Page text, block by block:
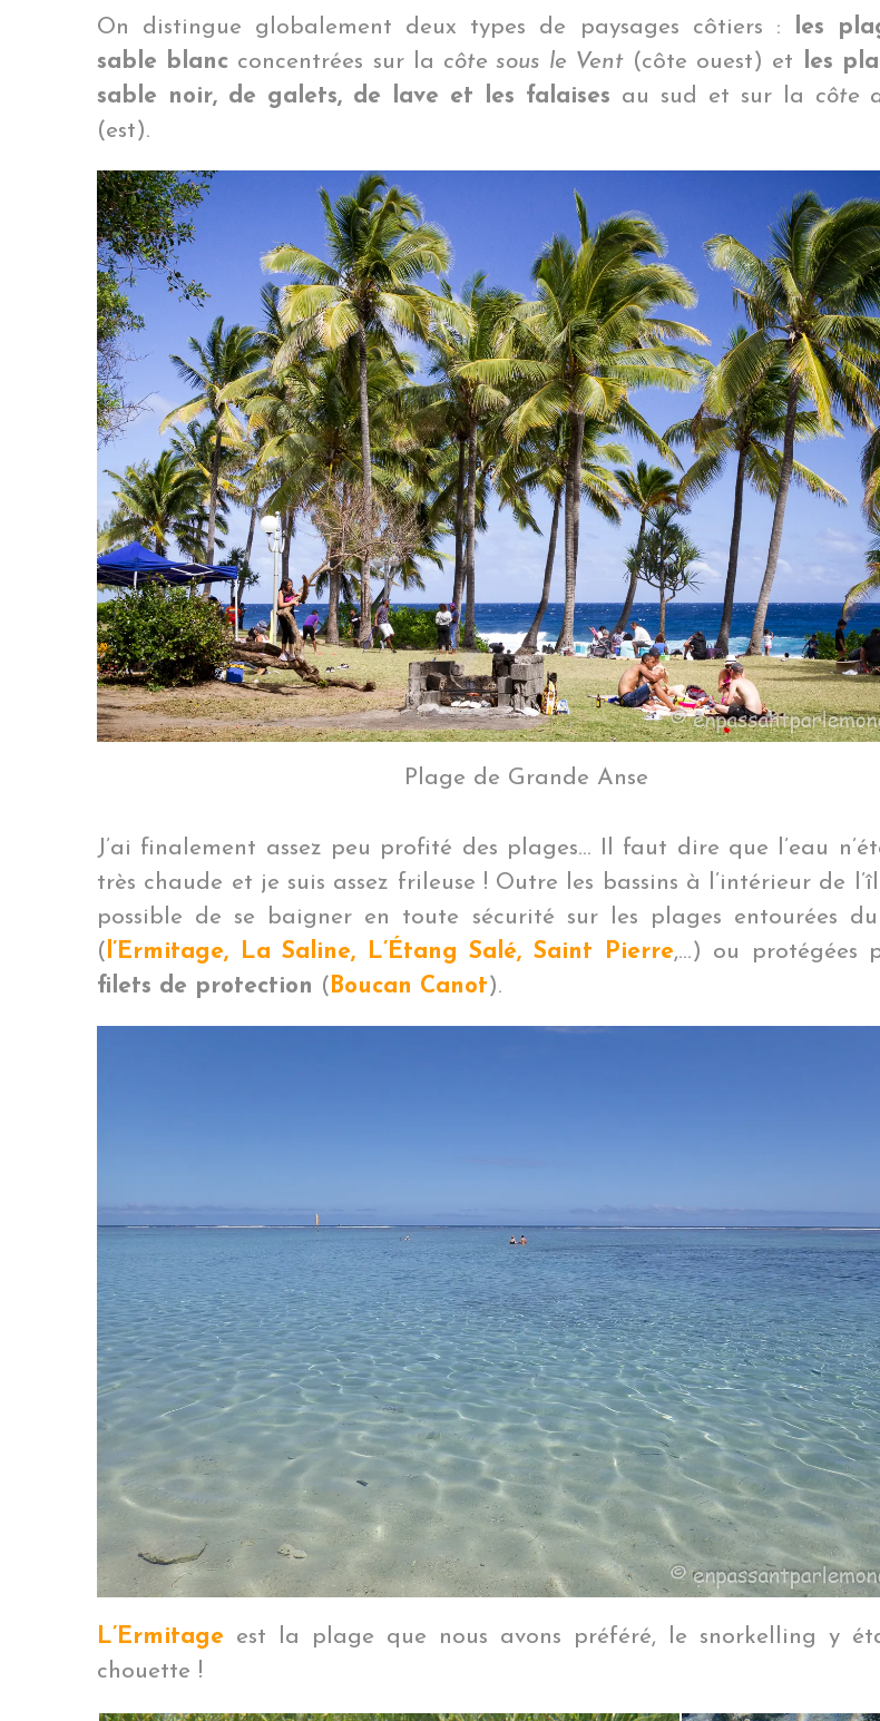
On distingue globalement deux types de paysages côtiers :
les
sable blanc concentrées sur la côte sous le Vent(côte ouest) et
les
sable noir, de galets, de lave et les falaises au sud et sur la côte
(est).
Plage de Grande Anse
J’ai finalement assez peu profité des plages… Il faut dire que l’eau
très chaude et je suis assez frileuse ! Outre les bassins à l’intérieur de
possible de se baigner en toute sécurité sur les plages entourées du
( l’Ermitage, La Saline, L’Étang Salé, Saint Pierre,…) ou protégées
filets de protection ( Boucan Canot).
L’Ermitage est la plage que nous avons préféré, le snorkelling y
chouette !